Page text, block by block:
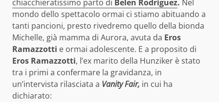
chiacchieratissimo parto di Belen Rodriguez. Nel
mondo dello spettacolo ormai ci stiamo abituando a
tanti pancioni, presto rivedremo quello della bionda
Michelle, già mamma di Aurora, avuta da Eros
Ramazzotti e ormai adolescente. E a proposito di
Eros Ramazzotti, l’ex marito della Hunziker è stato
tra i primi a confermare la gravidanza, in
un’intervista rilasciata a Vanity Fair, in cui ha
dichiarato: